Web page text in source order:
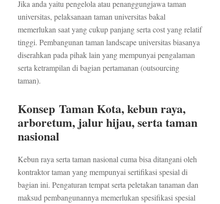
Jika anda yaitu pengelola atau penanggungjawa taman
universitas, pelaksanaan taman universitas bakal
memerlukan saat yang cukup panjang serta cost yang relatif
tinggi. Pembangunan taman landscape universitas biasanya
diserahkan pada pihak lain yang mempunyai pengalaman
serta ketrampilan di bagian pertamanan (outsourcing
taman).
Konsep Taman Kota, kebun raya,
arboretum, jalur hijau, serta taman
nasional
Kebun raya serta taman nasional cuma bisa ditangani oleh
kontraktor taman yang mempunyai sertifikasi spesial di
bagian ini. Pengaturan tempat serta peletakan tanaman dan
maksud pembangunannya memerlukan spesifikasi spesial